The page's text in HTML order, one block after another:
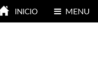
INICIO MENU